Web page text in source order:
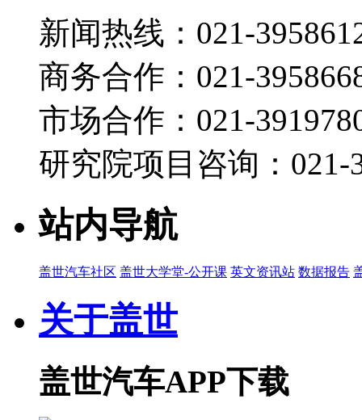
“具身智造，自由节拍” 海康机器人Hikrobot参展
17:57
宋超
2026-07-07 07:00
自动驾驶跑纽北很厉害吗？
宋超
法拉利LUCE不如20万国产电动？技术详解LUCE
宋超
2026-06-12 09:40
05:52
新闻热线：021-
商务合作：021-
市场合作：021-
研究院项目咨询：021-
站内导航
盖世汽车社区 盖世大学堂-公开课 英文资讯站 数据报告
关于盖世
盖世汽车APP下载